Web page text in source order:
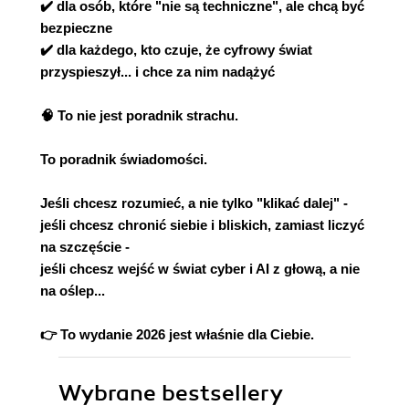
✔️ dla osób, które "nie są techniczne", ale chcą być
bezpieczne
✔️ dla każdego, kto czuje, że cyfrowy świat
przyspieszył... i chce za nim nadążyć
🧠 To nie jest poradnik strachu.
To poradnik świadomości.
Jeśli chcesz rozumieć, a nie tylko "klikać dalej" -
jeśli chcesz chronić siebie i bliskich, zamiast liczyć
na szczęście -
jeśli chcesz wejść w świat cyber i AI z głową, a nie
na oślep...
👉 To wydanie 2026 jest właśnie dla Ciebie.
Wybrane bestsellery